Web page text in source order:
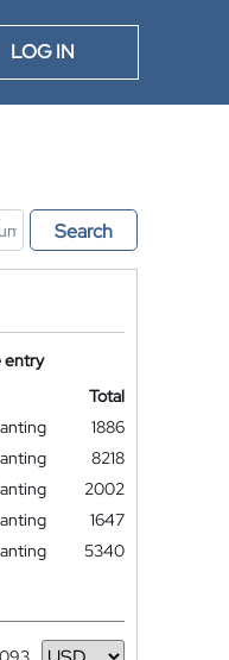
LOG IN
Search
entry
Total
1886
8218
2002
1647
5340